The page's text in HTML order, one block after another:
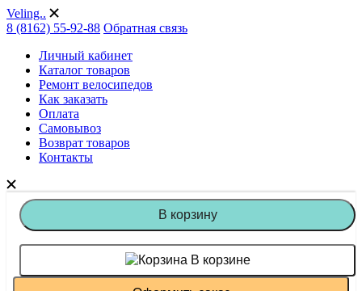
Veling..
8 (8162) 55-92-88 Обратная связь
Личный кабинет
Каталог товаров
Ремонт велосипедов
Как заказать
Оплата
Самовывоз
Возврат товаров
Контакты
В корзину
В корзине